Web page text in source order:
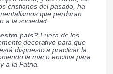
cristianos del pasado, ha
que perduran
a la sociedad.
país?Fuera de los
decorativo para que
dispuesto a practicar la
la mano encima para
a la Patria.